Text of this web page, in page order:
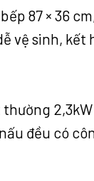
87 × 36
vệ sinh,
đều có